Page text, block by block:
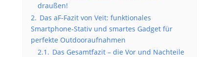
draußen!
2. Das aF-Fazit von Veit: funktionales
Smartphone-Stativ und smartes Gadget für
perfekte Outdooraufnahmen
2.1. Das Gesamtfazit – die Vor und Nachteile